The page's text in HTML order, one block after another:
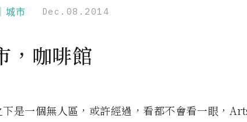
城市 Dec.08.2014
，咖啡館
下是一個無人區，或許經過，看都不會看一眼，